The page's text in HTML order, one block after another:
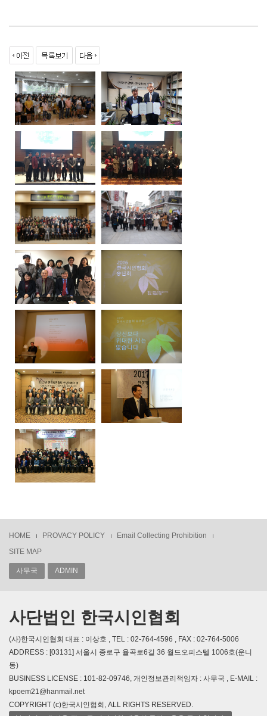
HOME PROVACY POLICY
Email Collecting Prohibition
SITE MAP
사무국 ADMIN
사단법인 한국시인협회
(사)한국시인협회 대표 : 이상호 , TEL : 02-764-4596 , FAX : 02-764-5006
ADDRESS : [03131] 서울시 종로구 율곡로6길 36 월드오피스텔 1006호(운니
동)
BUSINESS LICENSE : 101-82-09746, 개인정보관리책임자 : 사무국 , E-MAIL :
kpoem21@hanmail.net
COPYRIGHT (c)한국시인협회, ALL RIGHTS RESERVED.